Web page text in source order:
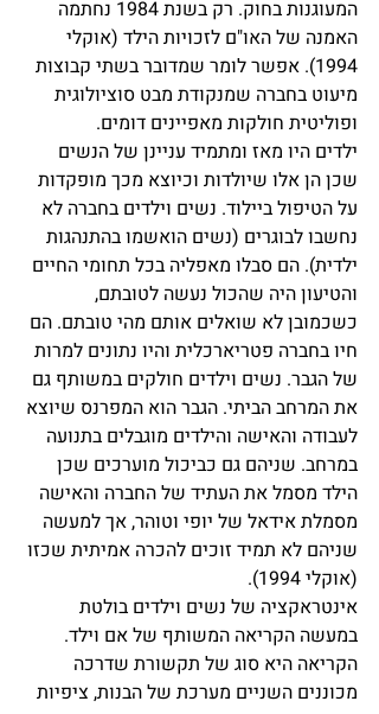
המעוגנות בחוק. רק בשנת 1984 נחתמה
האמנה של האו"ם לזכויות הילד (אוקלי
1994). אפשר לומר שמדובר בשתי קבוצות
מיעוט בחברה שמנקודת מבט סוציולוגית
ופוליטית חולקות מאפיינים דומים.
ילדים היו מאז ומתמיד עניינן של הנשים
שכן הן אלו שיולדות וכיוצא מכך מופקדות
על הטיפול ביילוד. נשים וילדים בחברה לא
נחשבו לבוגרים (נשים הואשמו בהתנהגות
ילדית). הם סבלו מאפליה בכל תחומי החיים
והטיעון היה שהכול נעשה לטובתם,
כשכמובן לא שואלים אותם מהי טובתם. הם
חיו בחברה פטריארכלית והיו נתונים למרות
של הגבר. נשים וילדים חולקים במשותף גם
את המרחב הביתי. הגבר הוא המפרנס שיוצא
לעבודה והאישה והילדים מוגבלים בתנועה
במרחב. שניהם גם כביכול מוערכים שכן
הילד מסמל את העתיד של החברה והאישה
מסמלת אידאל של יופי וטוהר, אך למעשה
שניהם לא תמיד זוכים להכרה אמיתית שכזו
(אוקלי 1994).
אינטראקציה של נשים וילדים בולטת
במעשה הקריאה המשותף של אם וילד.
הקריאה היא סוג של תקשורת שדרכה
מכוננים השניים מערכת של הבנות, ציפיות